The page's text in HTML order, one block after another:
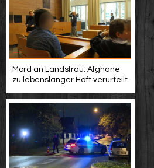
Mord an Landsfrau: Afghane
zu lebenslanger Haft verurteilt